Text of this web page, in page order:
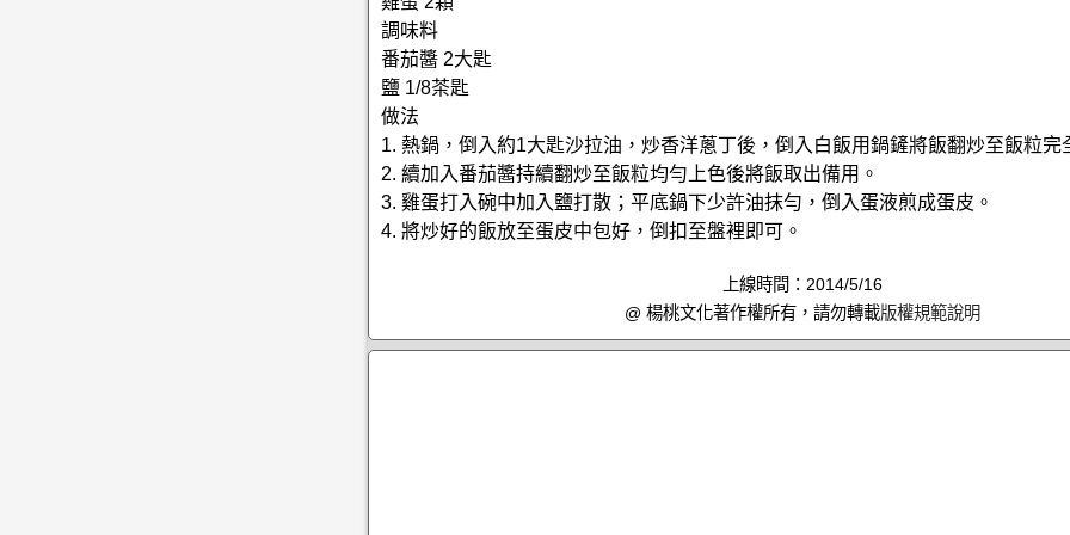
調味料
番茄醬 2大匙
鹽 1/8茶匙
做法
1. 熱鍋，倒入約1大匙沙拉油，炒香洋蔥丁後，倒入白飯用鍋鏟將飯翻炒至飯粒完
2. 續加入番茄醬持續翻炒至飯粒均勻上色後將飯取出備用。
3. 雞蛋打入碗中加入鹽打散；平底鍋下少許油抹勻，倒入蛋液煎成蛋皮。
4. 將炒好的飯放至蛋皮中包好，倒扣至盤裡即可。
上線時間：2014/5/16
@ 楊桃文化著作權所有，請勿轉載版權規範說明